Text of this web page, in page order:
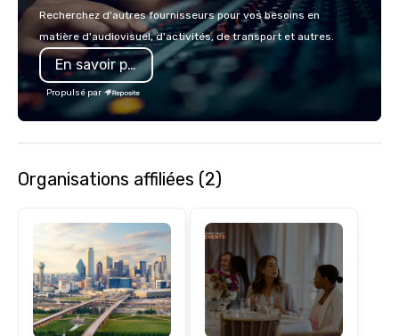
Recherchez d'autres fournisseurs pour vos besoins en
matière d'audiovisuel, d'activités, de transport et autres.
En savoir plus
Propulsé par
Organisations affiliées (2)